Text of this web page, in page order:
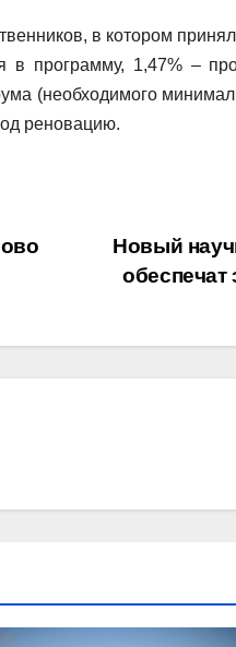
в котором
в программу, 1,47% –
(необходимого
реновацию.
Новый
обеспечат